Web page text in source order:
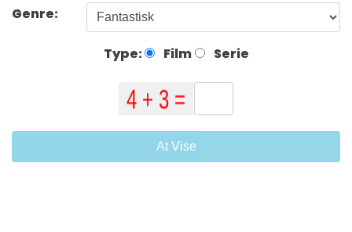
Genre:
Type: Film Serie
At Vise